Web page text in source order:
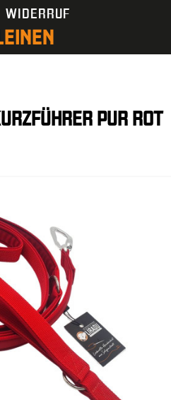
WIDERRUF
PUR ROT